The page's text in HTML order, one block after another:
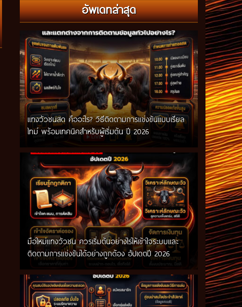
อัพเดทล่าสุด
แทงวัวชนสด คืออะไร? วิธีติดตามการแข่งขันแบบเรียล
ไทม์ พร้อมเทคนิคสำหรับผู้เริ่มต้น ปี 2026
มือใหม่แทงวัวชน ควรเริ่มต้นอย่างไรให้เข้าใจระบบและ
ติดตามการแข่งขันได้อย่างถูกต้อง อัปเดตปี 2026